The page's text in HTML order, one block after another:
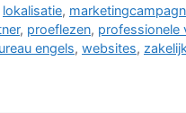
lokalisatie,
, proeflezen, professionele
engels, websites,